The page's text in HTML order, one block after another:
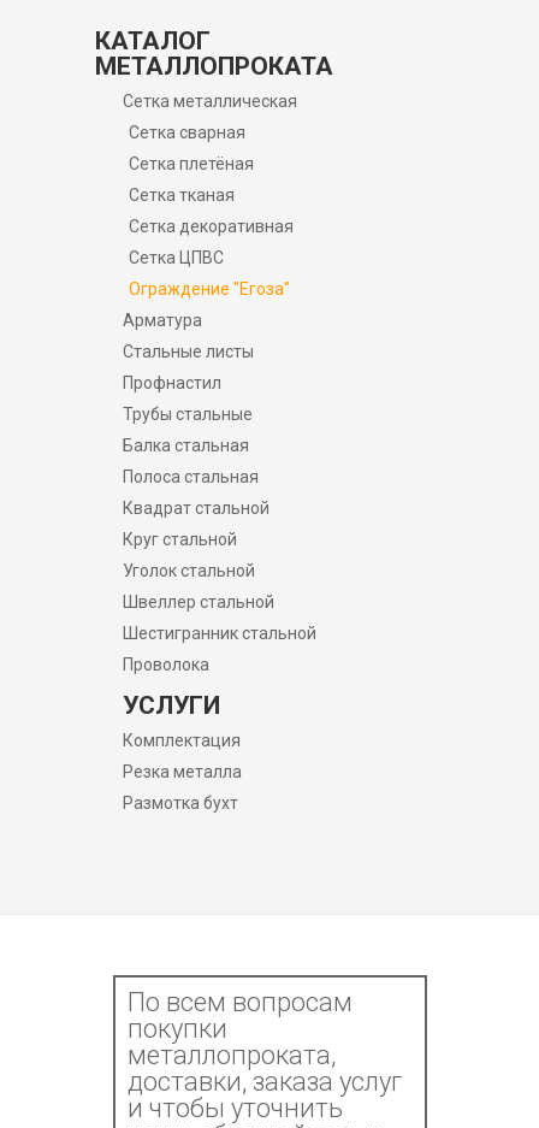
КАТАЛОГ
МЕТАЛЛОПРОКАТА
Сетка металлическая
Сетка сварная
Сетка плетёная
Сетка тканая
Сетка декоративная
Сетка ЦПВС
Ограждение "Егоза"
Арматура
Стальные листы
Профнастил
Трубы стальные
Балка стальная
Полоса стальная
Квадрат стальной
Круг стальной
Уголок стальной
Швеллер стальной
Шестигранник стальной
Проволока
УСЛУГИ
Комплектация
Резка металла
Размотка бухт
По всем вопросам
покупки
металлопроката,
доставки, заказа услуг
и чтобы уточнить